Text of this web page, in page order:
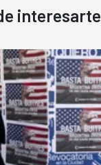
interesarte